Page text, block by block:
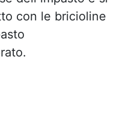
con le bricioline